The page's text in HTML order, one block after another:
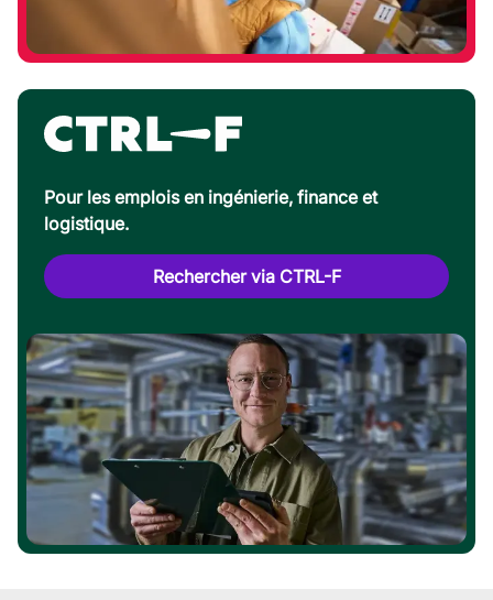
Pour les emplois en ingénierie, finance et
logistique.
Rechercher via CTRL-F